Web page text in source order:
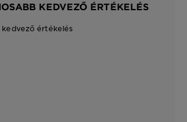
KEDVEZŐ ÉRTÉKELÉS
értékelés